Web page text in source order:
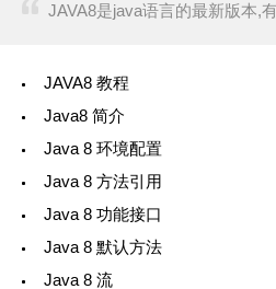
JAVA8是java语言的最新版本,
JAVA8 教程
Java8 简介
Java 8 环境配置
Java 8 方法引用
Java 8 功能接口
Java 8 默认方法
Java 8 流